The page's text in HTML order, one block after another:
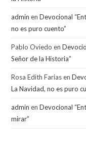
admin enDevocional
no es puro cuento”
Pablo Oviedo en
Señor de la Historia”
Rosa Edith Fariasen
La Navidad, no es puro
admin enDevocional
mirar”